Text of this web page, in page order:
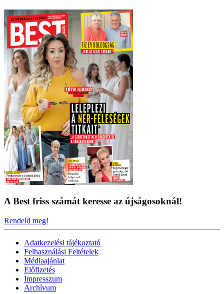
A Best friss számát keresse az újságosoknál!
Rendeld meg!
Adatkezelési tájékoztató
Felhasználási Feltételek
Médiaajánlat
Előfizetés
Impresszum
Archívum